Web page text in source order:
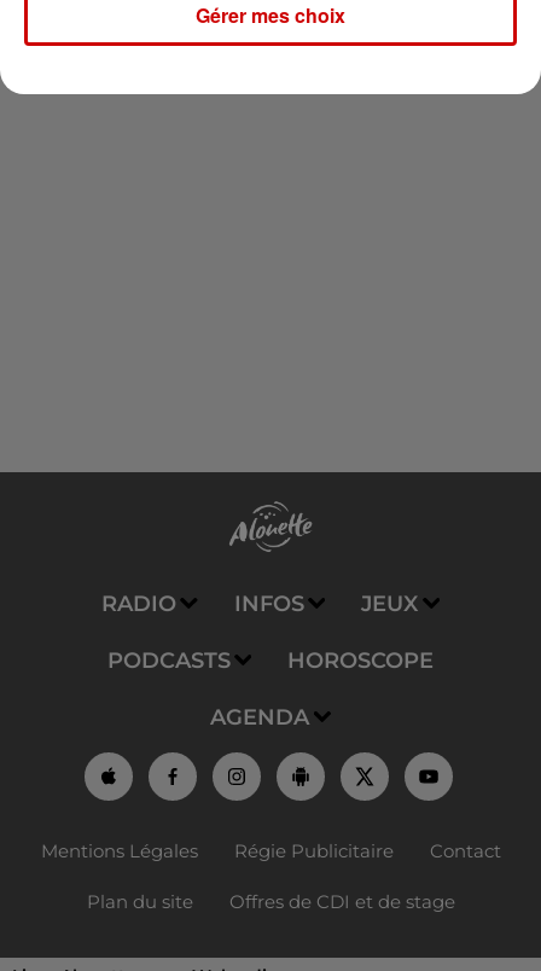
RADIO INFOS JEUX
PODCASTS HOROSCOPE
AGENDA
Mentions Légales Régie Publicitaire Contact
Plan du site Offres de CDI et de stage
Gérer mes choix